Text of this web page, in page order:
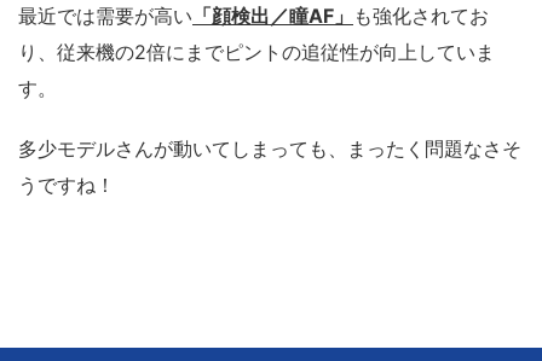
最近では需要が高い 「顔検出／瞳AF」 も強化されてお
り、従来機の2倍にまでピントの追従性が向上していま
す。
多少モデルさんが動いてしまっても、まったく問題なさそ
うですね！